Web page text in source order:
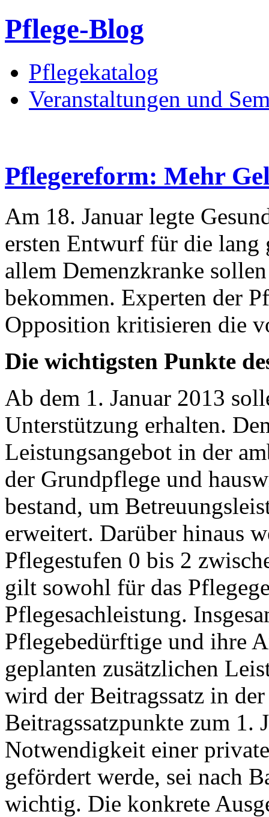
Pflege-Blog
Pflegekatalog
Veranstaltungen und
Pflegereform: Mehr
Am 18. Januar legte
ersten Entwurf für die lang
allem Demenzkranke
bekommen. Experten der
Opposition kritisieren die
Die wichtigsten Punkte
Ab dem 1. Januar 2013
Unterstützung erhalten.
Leistungsangebot in der
der Grundpflege und
bestand, um
erweitert. Darüber hinaus
Pflegestufen 0 bis 2
gilt sowohl für das
Pflegesachleistung.
Pflegebedürftige und ihre
geplanten zusätzlichen
wird der Beitragssatz in
Beitragssatzpunkte zum 1.
Notwendigkeit einer
gefördert werde, sei nach
wichtig. Die konkrete